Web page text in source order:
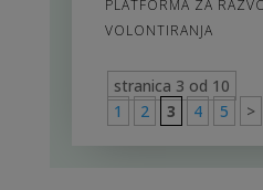
PLATFORMA ZA
VOLONTIRANJA
stranica 3 od 10
1
2 3 4 5 >